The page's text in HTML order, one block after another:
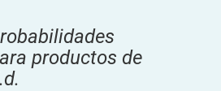
productos de